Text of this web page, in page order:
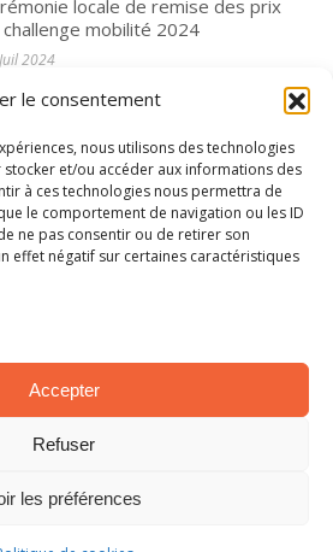
le consentement
nous utilisons des technologies
et/ou accéder aux informations des
à ces technologies nous permettra de
le comportement de navigation ou les ID
ne pas consentir ou de retirer son
effet négatif sur certaines caractéristiques
Accepter
Refuser
les préférences
locale de remise des prix
mobilité 2024
2024
réunie le 31 mai 2024
2024
sur la protection des
(RGPD)
|Procédure Exercice Droit RGPD